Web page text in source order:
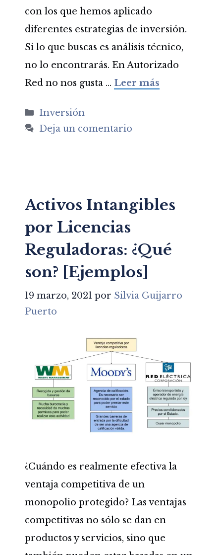
con los que hemos aplicado
diferentes estrategias de inversión.
Si lo que buscas es análisis técnico,
no lo encontrarás. En Autorizado
Red no nos gusta … Leer más
Categorías
Inversión
Deja un comentario
Activos Intangibles
por Licencias
Reguladoras: ¿Qué
son? [Ejemplos]
19 marzo, 2021 por Silvia Guijarro
Puerto
¿Cuándo es realmente efectiva la
ventaja competitiva de un
monopolio protegido? Las ventajas
competitivas no sólo se dan en
productos y servicios, sino que